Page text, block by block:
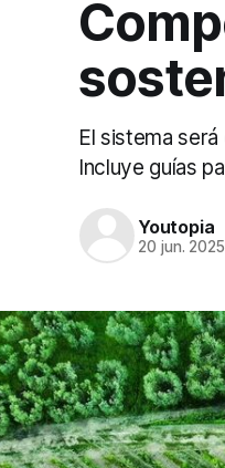
El sistema
Incluye guías
Youtopia
20 jun. 2025